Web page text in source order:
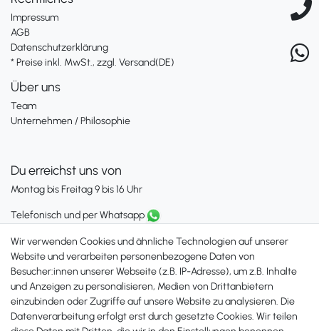
Impressum
AGB
Datenschutzerklärung
* Preise inkl. MwSt., zzgl. Versand(DE)
Über uns
Team
Unternehmen / Philosophie
Du erreichst uns von
Montag bis Freitag 9 bis 16 Uhr
Telefonisch und per Whatsapp
+49 561 287 907 84
Zahlungsmöglichkeiten
Wir verwenden Cookies und ähnliche Technologien auf unserer
Website und verarbeiten personenbezogene Daten von
Besucher:innen unserer Webseite (z.B. IP-Adresse), um z.B. Inhalte
und Anzeigen zu personalisieren, Medien von Drittanbietern
einzubinden oder Zugriffe auf unsere Website zu analysieren. Die
Datenverarbeitung erfolgt erst durch gesetzte Cookies. Wir teilen